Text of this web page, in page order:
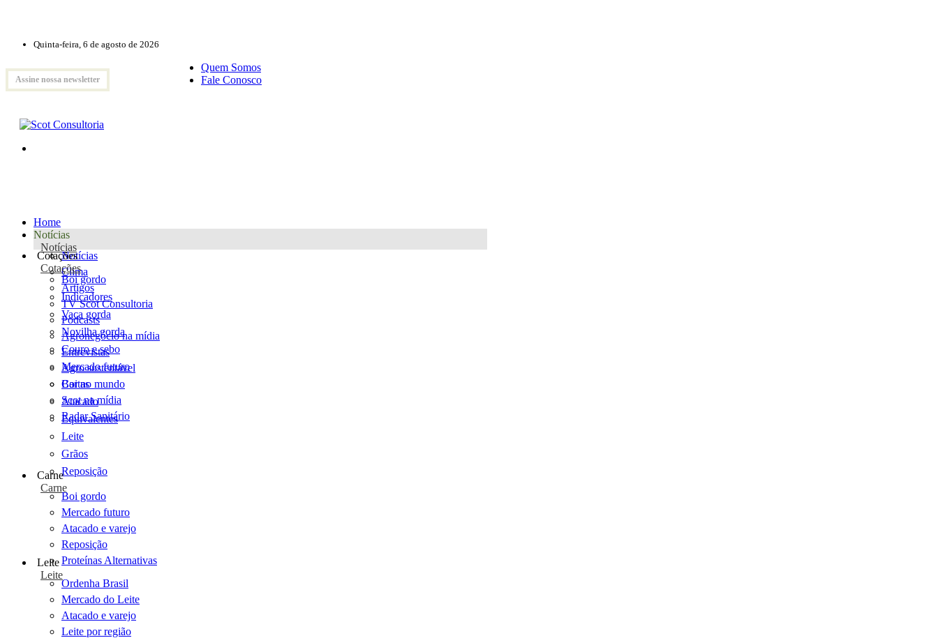
Quinta-feira, 6 de agosto de 2026
Assine nossa newsletter
Quem Somos
Fale Conosco
Home
Notícias
Notícias
Notícias
Clima
Artigos
TV Scot Consultoria
Podcasts
Agronegócio na mídia
Entrevistas
Agro sustentável
Cartas
Scot na mídia
Radar Sanitário
Cotações
Cotações
Boi gordo
Indicadores
Vaca gorda
Novilha gorda
Couro e sebo
Mercado futuro
Boi no mundo
Atacado
Equivalentes
Leite
Grãos
Reposição
Carne
Carne
Boi gordo
Mercado futuro
Atacado e varejo
Reposição
Proteínas Alternativas
Leite
Leite
Ordenha Brasil
Mercado do Leite
Atacado e varejo
Leite por região